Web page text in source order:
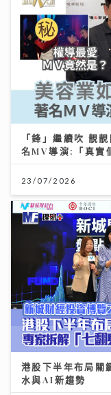
「鋒」繼續吹 靚
名MV導演:「真實
23/07/2026
港股下半年布局關
水與AI新趨勢